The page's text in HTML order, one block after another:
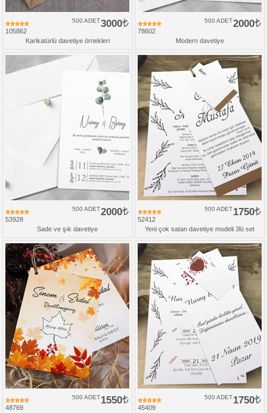
105862
3000
500 ADET
Karikatürlü davetiye örnekleri
78602
2000
500 ADET
Modern davetiye
53928
2000
500 ADET
Sade ve şık davetiye
52412
1750
500 ADET
Yeni çok satan davetiye modeli 3lü set
48769
1550
500 ADET
45409
1750
500 ADET